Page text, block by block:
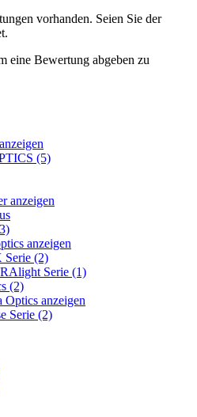
vorhanden. Seien Sie der
eine Bewertung abgeben zu
(5)
anzeigen
anzeigen
Serie (2)
Serie (1)
(2)
Optics anzeigen
Serie (2)